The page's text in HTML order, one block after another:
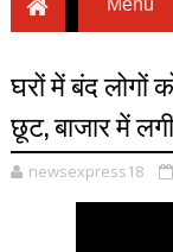
घरों में बंद लोगों
छूट, बाजार में
newsexpress18